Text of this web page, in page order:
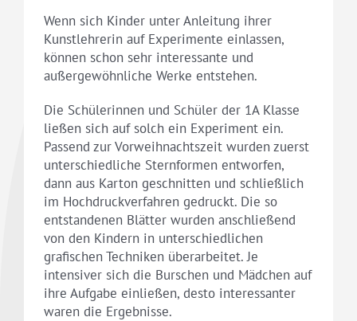
Wenn sich Kinder unter Anleitung ihrer
Kunstlehrerin auf Experimente einlassen,
können schon sehr interessante und
außergewöhnliche Werke entstehen.
Die Schülerinnen und Schüler der 1A Klasse
ließen sich auf solch ein Experiment ein.
Passend zur Vorweihnachtszeit wurden zuerst
unterschiedliche Sternformen entworfen,
dann aus Karton geschnitten und schließlich
im Hochdruckverfahren gedruckt. Die so
entstandenen Blätter wurden anschließend
von den Kindern in unterschiedlichen
grafischen Techniken überarbeitet. Je
intensiver sich die Burschen und Mädchen auf
ihre Aufgabe einließen, desto interessanter
waren die Ergebnisse.